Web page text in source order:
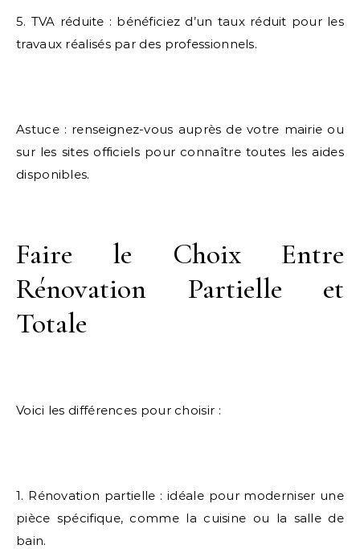
5. TVA réduite : bénéficiez d’un taux réduit pour les
travaux réalisés par des professionnels.
Astuce : renseignez-vous auprès de votre mairie ou
sur les sites officiels pour connaître toutes les aides
disponibles.
Faire le Choix Entre
Rénovation Partielle et
Totale
Voici les différences pour choisir :
1. Rénovation partielle : idéale pour moderniser une
pièce spécifique, comme la cuisine ou la salle de
bain.